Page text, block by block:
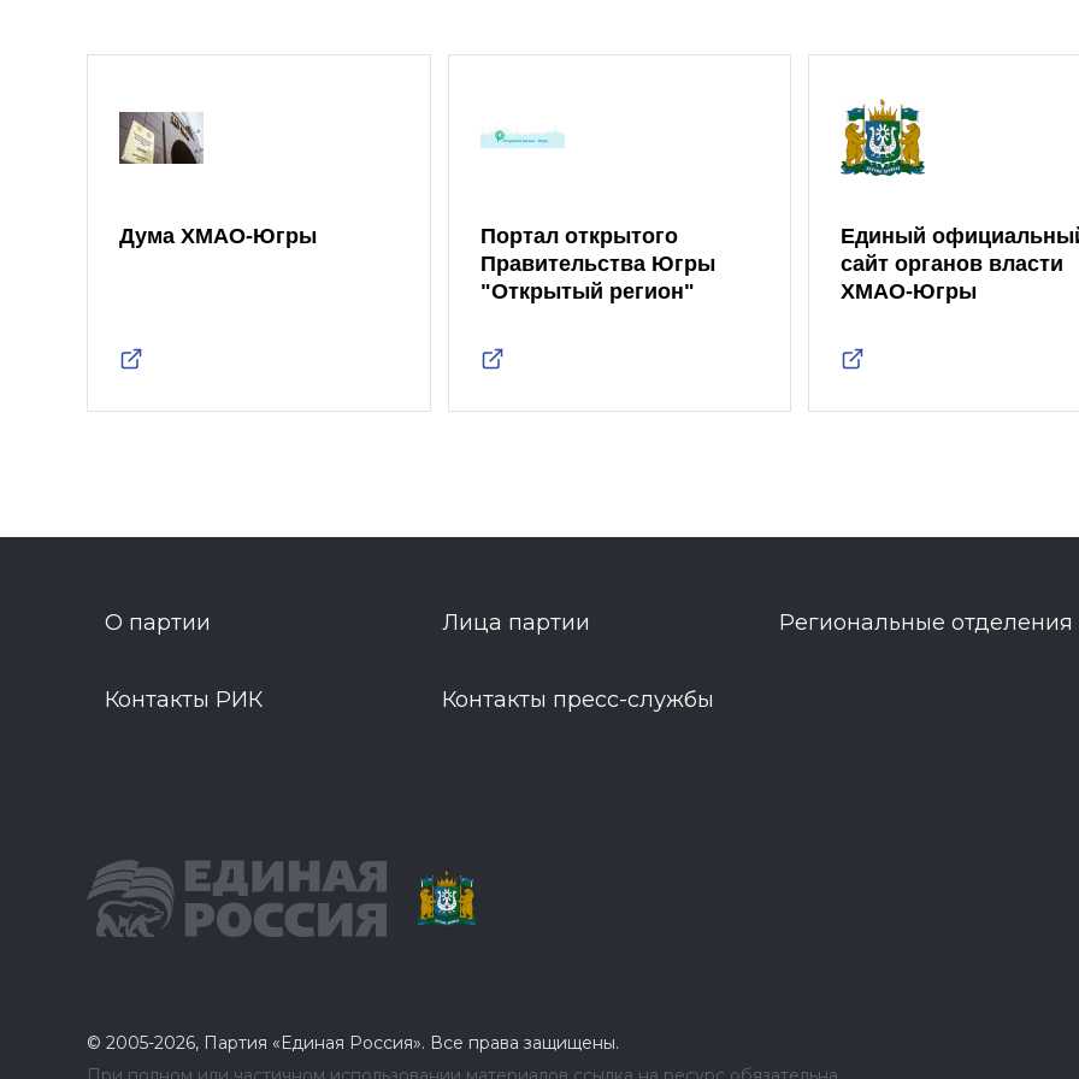
Дума ХМАО-Югры
Портал открытого
Правительства Югры
"Открытый регион"
Единый
сайт органов власти
ХМАО-Югры
О партии Лица партии Региональные отделения
Контакты РИК Контакты пресс-службы
© 2005-2026, Партия «Единая Россия». Все права защищены.